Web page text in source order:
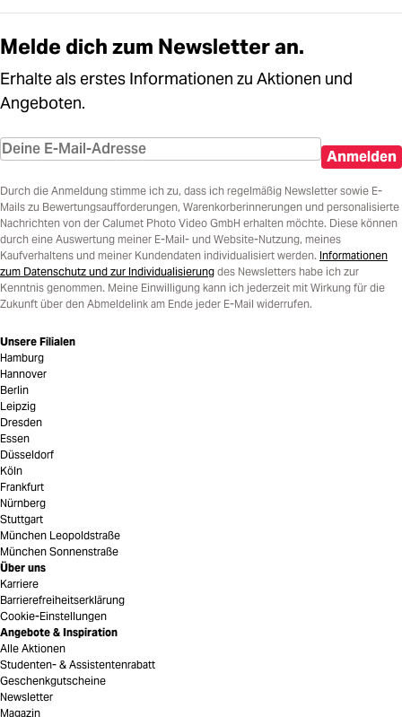
Melde dich zum Newsletter an.
Erhalte als erstes Informationen zu Aktionen und
Angeboten.
Anmelden
Durch die Anmeldung stimme ich zu, dass ich regelmäßig Newsletter sowie E-
Mails zu Bewertungsaufforderungen, Warenkorberinnerungen und personalisierte
Nachrichten von der Calumet Photo Video GmbH erhalten möchte. Diese können
durch eine Auswertung meiner E-Mail- und Website-Nutzung, meines
Kaufverhaltens und meiner Kundendaten individualisiert werden. Informationen
zum Datenschutz und zur Individualisierung des Newsletters habe ich zur
Kenntnis genommen. Meine Einwilligung kann ich jederzeit mit Wirkung für die
Zukunft über den Abmeldelink am Ende jeder E-Mail widerrufen.
Unsere Filialen
Hamburg
Hannover
Berlin
Leipzig
Dresden
Essen
Düsseldorf
Köln
Frankfurt
Nürnberg
Stuttgart
München Leopoldstraße
München Sonnenstraße
Über uns
Karriere
Barrierefreiheitserklärung
Cookie-Einstellungen
Angebote & Inspiration
Alle Aktionen
Studenten- & Assistentenrabatt
Geschenkgutscheine
Newsletter
Magazin